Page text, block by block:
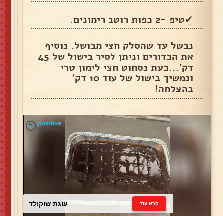
✔טיפ -2 כפות רוטב רימונים.
נבשל עד שהסלק חצי מבושל. נוסיף
את הכדורים וניתן לסיר בישול של 45
דק'...כעת נסחוט חצי לימון טרי
ונמשיך בישול של עוד 10 דק'
בהצלחה!
עוגת שוקולד קרא עוד